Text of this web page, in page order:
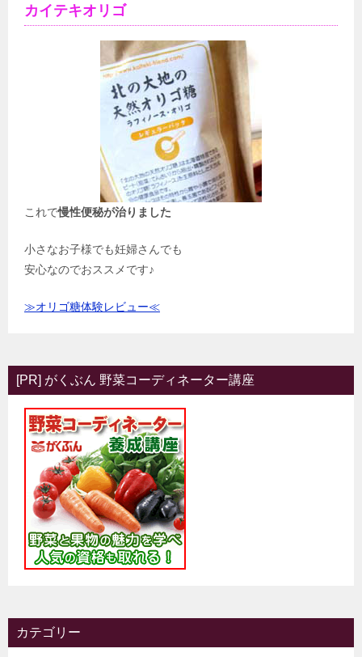
カイテキオリゴ
これで慢性便秘が治りました
小さなお子様でも妊婦さんでも
安心なのでおススメです♪
≫オリゴ糖体験レビュー≪
[PR] がくぶん 野菜コーディネーター講座
カテゴリー